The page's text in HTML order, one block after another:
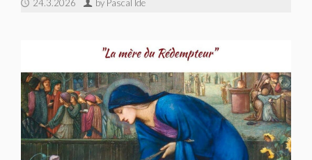
24.3.2026 by Pascal Ide